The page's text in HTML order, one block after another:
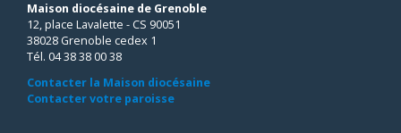
Maison diocésaine de Grenoble
12, place Lavalette - CS 90051
38028 Grenoble cedex 1
Tél. 04 38 38 00 38
Contacter la Maison diocésaine
Contacter votre paroisse